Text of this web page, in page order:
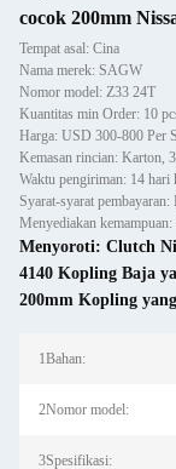
cocok 200mm
Tempat asal: Cina
Nama merek: SAGW
Nomor model: Z33 24T
Kuantitas min Order: 10
Harga: USD 300-800 Per
Kemasan rincian: Karton,
Waktu pengiriman: 14 hari
Syarat-syarat pembayaran:
Menyediakan
Menyoroti: Clutch
4140 Kopling Baja
200mm Kopling
1Bahan:
2Nomor model:
3Spesifikasi: